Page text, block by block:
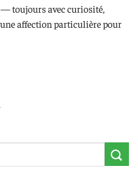
toujours avec curiosité,
affection particulière pour